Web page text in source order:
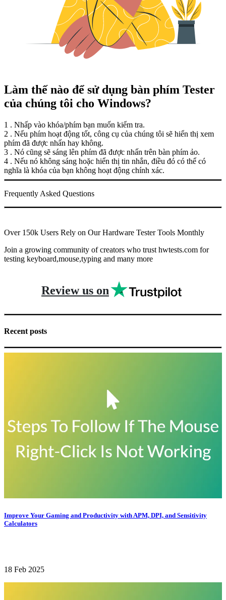
Làm thế nào để sử dụng bàn phím Tester
của chúng tôi cho Windows?
1 . Nhấp vào khóa/phím bạn muốn kiểm tra.
2 . Nếu phím hoạt động tốt, công cụ của chúng tôi sẽ hiển thị xem
phím đã được nhấn hay không.
3 . Nó cũng sẽ sáng lên phím đã được nhấn trên bàn phím ảo.
4 . Nếu nó không sáng hoặc hiển thị tin nhắn, điều đó có thể có
nghĩa là khóa của bạn không hoạt động chính xác.
Frequently Asked Questions
Over 150k Users Rely on Our Hardware Tester Tools Monthly
Join a growing community of creators who trust hwtests.com for
testing keyboard,mouse,typing and many more
Review us on
Recent posts
Improve Your Gaming and Productivity with APM, DPI, and Sensitivity
Calculators
18 Feb 2025